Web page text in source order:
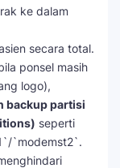
ke dalam
secara total.
ponsel masih
logo),
backup partisi
seperti
`modemst2`.